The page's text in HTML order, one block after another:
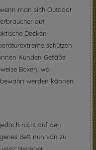
man sich Outdoor
auf
Decken
schützen
Kunden Gefäße
Boxen, wo
werden können.
nicht auf den
Bett nun von zu